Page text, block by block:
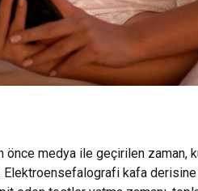
önce medya ile geçirilen zaman,
kafa